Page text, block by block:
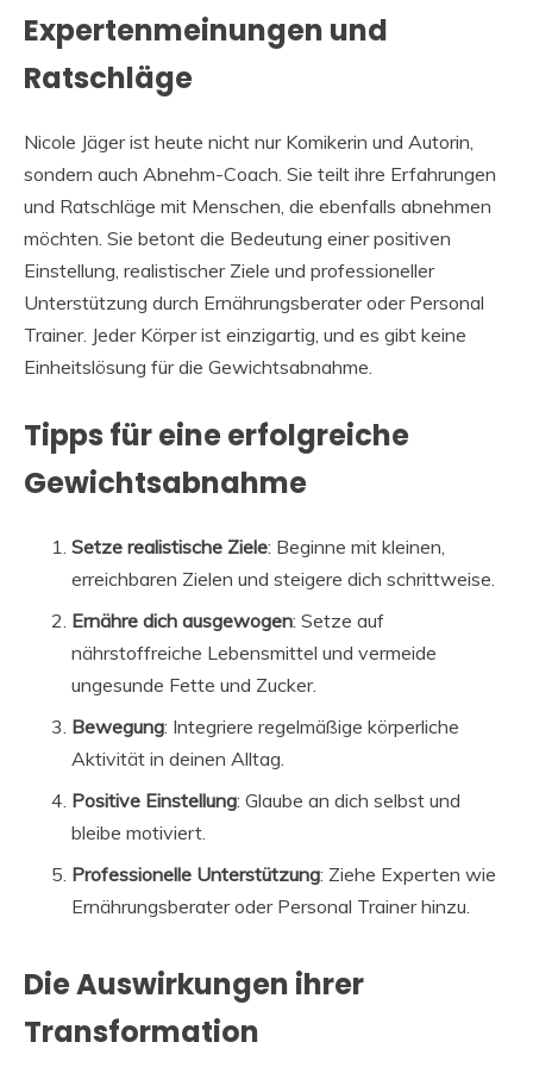
Expertenmeinungen und
Ratschläge
Nicole Jäger ist heute nicht nur Komikerin und Autorin,
sondern auch Abnehm-Coach. Sie teilt ihre Erfahrungen
und Ratschläge mit Menschen, die ebenfalls abnehmen
möchten. Sie betont die Bedeutung einer positiven
Einstellung, realistischer Ziele und professioneller
Unterstützung durch Ernährungsberater oder Personal
Trainer. Jeder Körper ist einzigartig, und es gibt keine
Einheitslösung für die Gewichtsabnahme.
Tipps für eine erfolgreiche
Gewichtsabnahme
Setze realistische Ziele: Beginne mit kleinen,
erreichbaren Zielen und steigere dich schrittweise.
Ernähre dich ausgewogen: Setze auf
nährstoffreiche Lebensmittel und vermeide
ungesunde Fette und Zucker.
Bewegung: Integriere regelmäßige körperliche
Aktivität in deinen Alltag.
Positive Einstellung: Glaube an dich selbst und
bleibe motiviert.
Professionelle Unterstützung: Ziehe Experten wie
Ernährungsberater oder Personal Trainer hinzu.
Die Auswirkungen ihrer
Transformation